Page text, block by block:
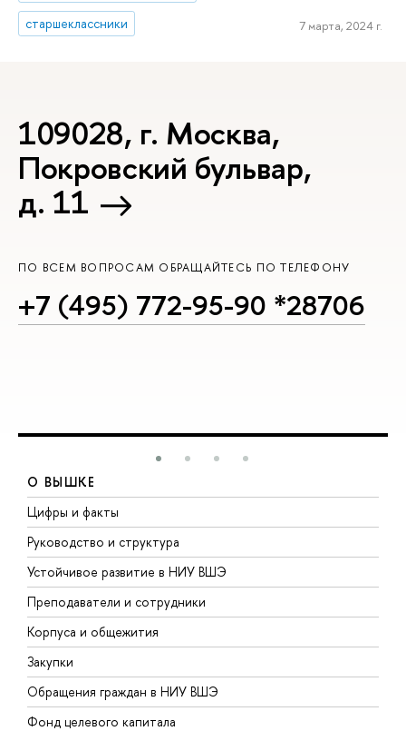
старшеклассники
7 марта, 2024 г.
109028, г. Москва,
Покровский бульвар,
д. 11
ПО ВСЕМ ВОПРОСАМ ОБРАЩАЙТЕСЬ ПО ТЕЛЕФОНУ
+7 (495) 772-95-90 *28706
О ВЫШКЕ
Цифры и факты
Руководство и структура
Устойчивое развитие в НИУ ВШЭ
Преподаватели и сотрудники
Корпуса и общежития
Закупки
Обращения граждан в НИУ ВШЭ
Фонд целевого капитала